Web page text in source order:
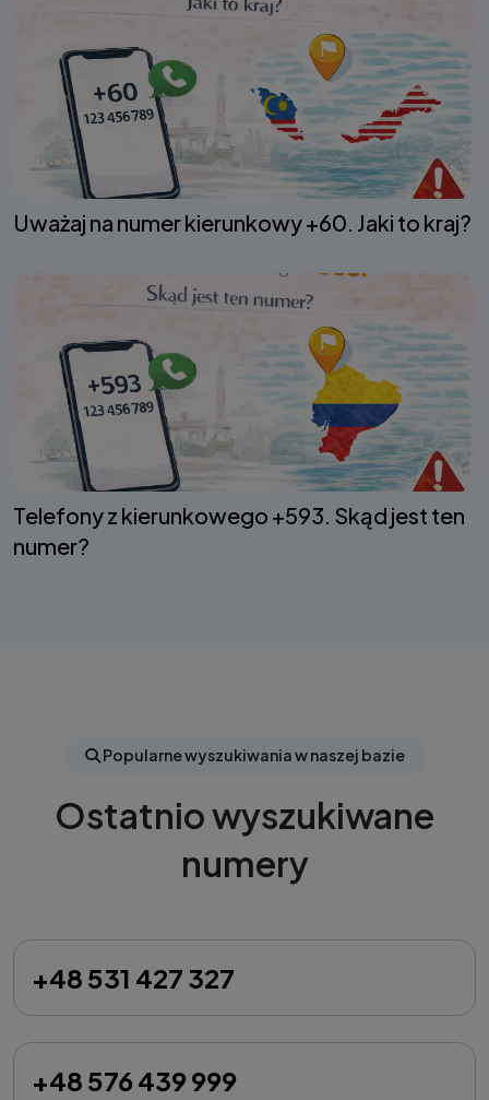
Uważaj na numer kierunkowy +60. Jaki to kraj?
Telefony z kierunkowego +593. Skąd jest ten
numer?
Popularne wyszukiwania w naszej bazie
Ostatnio wyszukiwane
numery
+48 531 427 327
+48 576 439 999